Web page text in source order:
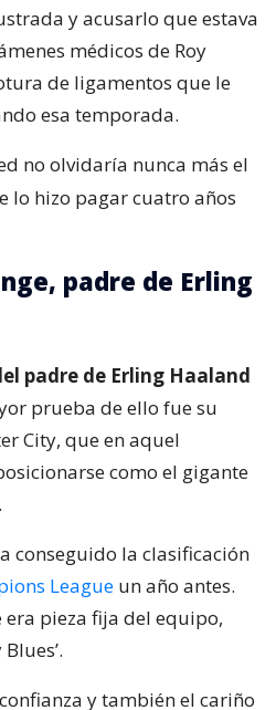
y acusarlo que estava
médicos de Roy
de ligamentos que le
esa temporada.
no olvidaría nunca más el
lo hizo pagar cuatro años
padre de Erling
padre de Erling Haaland
prueba de ello fue su
City, que en aquel
como el gigante
conseguido la clasificación
League un año antes.
pieza fija del equipo,
y también el cariño